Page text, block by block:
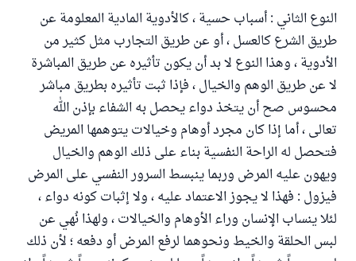
النوع الثاني : أسباب حسية ، كالأدوية المادية المعلومة عن
طريق الشرع كالعسل ، أو عن طريق التجارب مثل كثير من
الأدوية ، وهذا النوع لا بد أن يكون تأثيره عن طريق المباشرة
لا عن طريق الوهم والخيال ، فإذا ثبت تأثيره بطريق مباشر
محسوس صح أن يتخذ دواء يحصل به الشفاء بإذن الله
تعالى ، أما إذا كان مجرد أوهام وخيالات يتوهمها المريض
فتحصل له الراحة النفسية بناء على ذلك الوهم والخيال
ويهون عليه المرض وربما ينبسط السرور النفسي على المرض
فيزول : فهذا لا يجوز الاعتماد عليه ، ولا إثبات كونه دواء ،
لئلا ينساب الإنسان وراء الأوهام والخيالات ، ولهذا نُهي عن
لبس الحلقة والخيط ونحوهما لرفع المرض أو دفعه ؛ لأن ذلك